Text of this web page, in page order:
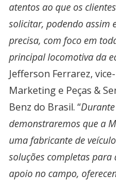
atentos ao que os
solicitar, podendo assim
precisa, com foco em
principal locomotiva da
Jefferson Ferrarez,
Marketing e Peças &
Benz do Brasil. “
demonstraremos que a
uma fabricante de
soluções completas
apoio no campo,